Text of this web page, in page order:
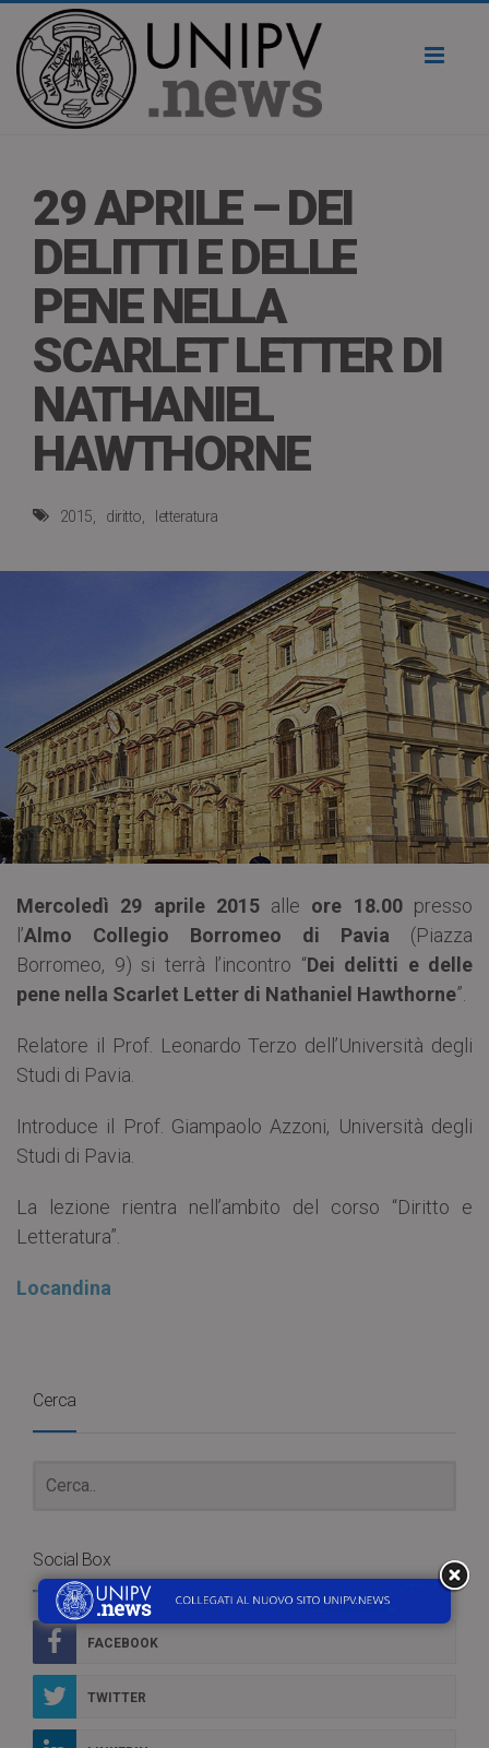
29 APRILE – DEI
DELITTI E DELLE
PENE NELLA
SCARLET LETTER DI
NATHANIEL
HAWTHORNE
2015 diritto letteratura
Mercoledì 29 aprile 2015alle ore 18.00presso
l’Almo Collegio Borromeo di Pavia (Piazza
Borromeo, 9) si terrà l’incontro “Dei delitti e delle
pene nella Scarlet Letter di Nathaniel Hawthorne”.
Relatore il Prof. Leonardo Terzo dell’Università degli
Studi di Pavia.
Introduce il Prof. Giampaolo Azzoni, Università degli
Studi di Pavia.
La lezione rientra nell’ambito del corso “Diritto e
Letteratura”.
Locandina
Cerca
Social Box
FACEBOOK
TWITTER